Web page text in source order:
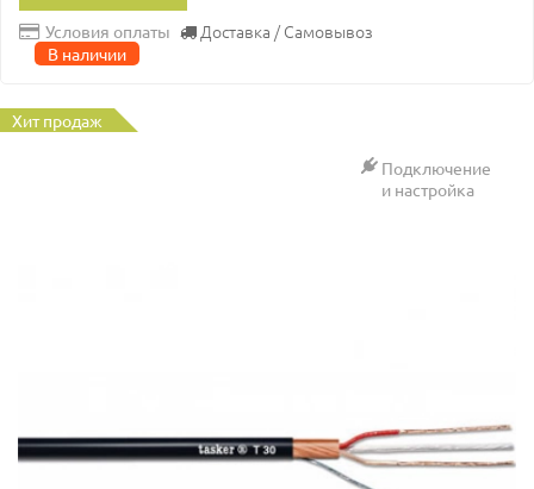
Условия оплаты Доставка / Самовывоз
В наличии
Хит продаж
Подключение
и настройка